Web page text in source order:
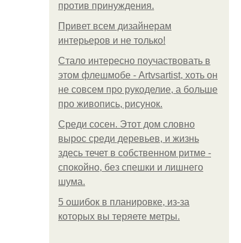
против принуждения.
Привет всем дизайнерам
интерьеров и не только!
Стало интересно поучаствовать в
этом флешмобе - Artvsartist, хоть он
не совсем про рукоделие, а больше
про живопись, рисунок.
Среди сосен. Этот дом словно
вырос среди деревьев, и жизнь
здесь течет в собственном ритме -
спокойно, без спешки и лишнего
шума.
5 ошибок в планировке, из-за
которых вы теряете метры.